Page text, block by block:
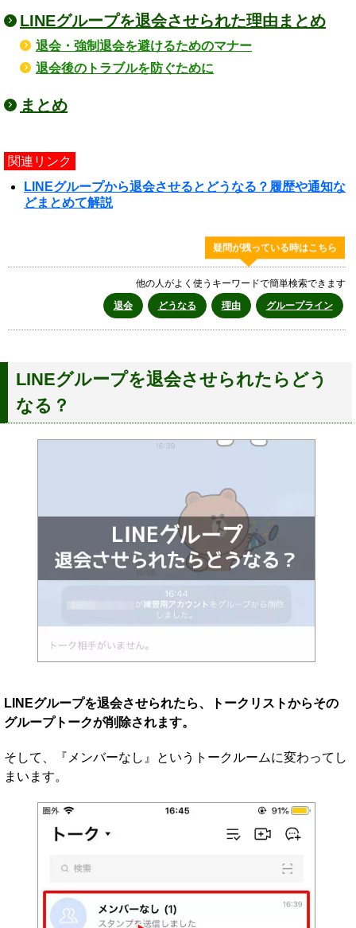
LINEグループを退会させられた理由まとめ
退会・強制退会を避けるためのマナー
退会後のトラブルを防ぐために
まとめ
関連リンク
LINEグループから退会させるとどうなる？履歴や通知な
どまとめて解説
疑問が残っている時はこちら
他の人がよく使うキーワードで簡単検索できます
退会
どうなる 理由 グループライン
LINEグループを退会させられたらどう
なる？
LINEグループを退会させられたら、トークリストからその
グループトークが削除されます。
そして、『メンバーなし』というトークルームに変わってし
まいます。